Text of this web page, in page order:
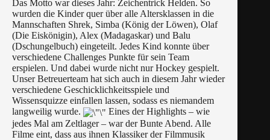
Das Motto war dieses Jahr: Zeichentrick Helden. So
wurden die Kinder quer über alle Altersklassen in die
Mannschaften Shrek, Simba (König der Löwen), Olaf
(Die Eiskönigin), Alex (Madagaskar) und Balu
(Dschungelbuch) eingeteilt. Jedes Kind konnte über
verschiedene Challenges Punkte für sein Team
erspielen. Und dabei wurde nicht nur Hockey gespielt.
Unser Betreuerteam hat sich auch in diesem Jahr wieder
verschiedene Geschicklichkeitsspiele und
Wissensquizze einfallen lassen, sodass es niemandem
langweilig wurde.
Eines der Highlights – wie
jedes Mal am Zeltlager – war der Bunte Abend. Alle
Filme eint, dass aus ihnen Klassiker der Filmmusik